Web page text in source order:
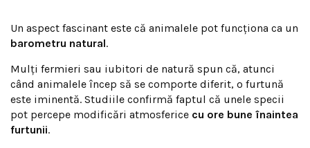
Un aspect fascinant este că animalele pot funcționa ca un
barometru natural.
Mulți fermieri sau iubitori de natură spun că, atunci
când animalele încep să se comporte diferit, o furtună
este iminentă. Studiile confirmă faptul că unele specii
pot percepe modificări atmosferice cu ore bune înaintea
furtunii.